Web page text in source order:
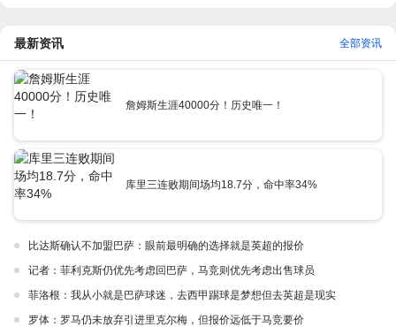
最新资讯 全部资讯
詹姆斯生涯40000分！历史唯一！
库里三连败期间场均18.7分，命中率34%
比达斯确认不加盟巴萨：眼前最明确的选择就是英超的报价
记者：菲利克斯仍优先考虑回巴萨，马竞则优先考虑出售球员
菲洛根：我从小就是巴萨球迷，去西甲踢球是梦想但去英超是现实
罗体：罗马仍未放弃引进里克尔梅，但报价远低于马竞要价